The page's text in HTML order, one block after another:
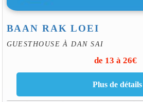
BAAN RAK LOEI
GUESTHOUSE À DAN SAI
de 13 à 26€